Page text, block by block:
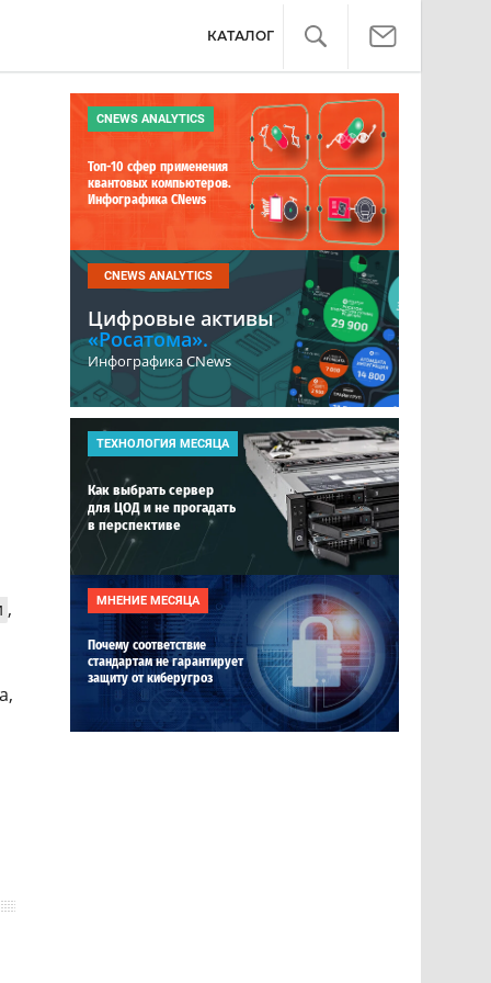
КАТАЛОГ
,
CNEWS ANALYTICS
Топ-10 сфер применения
квантовых компьютеров.
Инфографика CNews
CNEWS ANALYTICS
Цифровые активы
«Росатома».
Инфографика CNews
ТЕХНОЛОГИЯ МЕСЯЦА
Как выбрать сервер
для ЦОД и не прогадать
в перспективе
МНЕНИЕ МЕСЯЦА
Почему соответствие
стандартам не гарантирует
защиту от киберугроз